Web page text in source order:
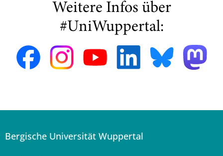
Weitere Infos über
#UniWuppertal:
Bergische Universität Wuppertal